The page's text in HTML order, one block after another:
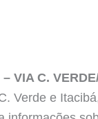
VIA C.
Verde e